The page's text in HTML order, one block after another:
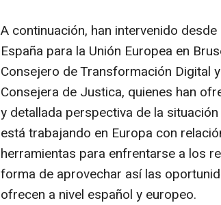
A continuación, han intervenido
España para la Unión Europea en
Consejero de Transformación Digital
Consejera de Justica, quienes han
y detallada perspectiva de la
está trabajando en Europa con
herramientas para enfrentarse a los
forma de aprovechar así las
ofrecen a nivel español y europeo.